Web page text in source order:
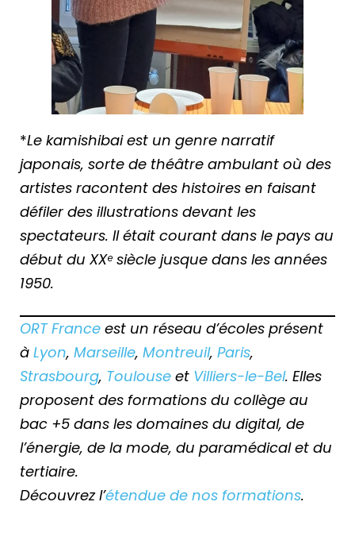
*Le kamishibai est un genre narratif
japonais, sorte de théâtre ambulant où des
artistes racontent des histoires en faisant
défiler des illustrations devant les
spectateurs. Il était courant dans le pays au
début du XXᵉ siècle jusque dans les années
1950.
ORT France est un réseau d’écoles présent
à Lyon, Marseille, Montreuil, Paris,
Strasbourg, Toulouse et Villiers-le-Bel. Elles
proposent des formations du collège au
bac +5 dans les domaines du digital, de
l’énergie, de la mode, du paramédical et du
tertiaire.
Découvrez l’étendue de nos formations.